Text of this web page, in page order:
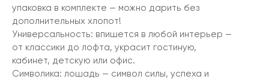
упаковка в комплекте — можно дарить без
дополнительных хлопот!
Универсальность: впишется в любой интерьер —
от классики до лофта, украсит гостиную,
кабинет, детскую или офис.
Символика: лошадь — символ силы, успеха и